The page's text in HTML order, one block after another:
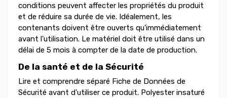
conditions peuvent affecter les propriétés du produit
et de réduire sa durée de vie. Idéalement, les
contenants doivent être ouverts qu'immédiatement
avant l'utilisation. Le matériel doit être utilisé dans un
délai de 5 mois à compter de la date de production.
De la santé et de la Sécurité
Lire et comprendre séparé Fiche de Données de
Sécurité avant d'utiliser ce produit. Polyester insaturé